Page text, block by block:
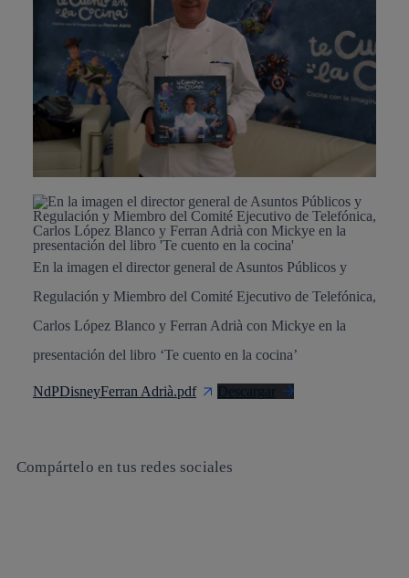
En la imagen el director general de Asuntos Públicos y
Regulación y Miembro del Comité Ejecutivo de Telefónica,
Carlos López Blanco y Ferran Adrià con Mickye en la
presentación del libro ‘Te cuento en la cocina’
NdPDisneyFerran Adrià.pdf Descargar
Compártelo en tus redes sociales